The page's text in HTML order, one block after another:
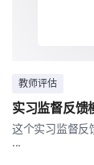
讲师的讲
本节专注
你认为讲
教师评估
实习监督反馈
这个实习监督反
...